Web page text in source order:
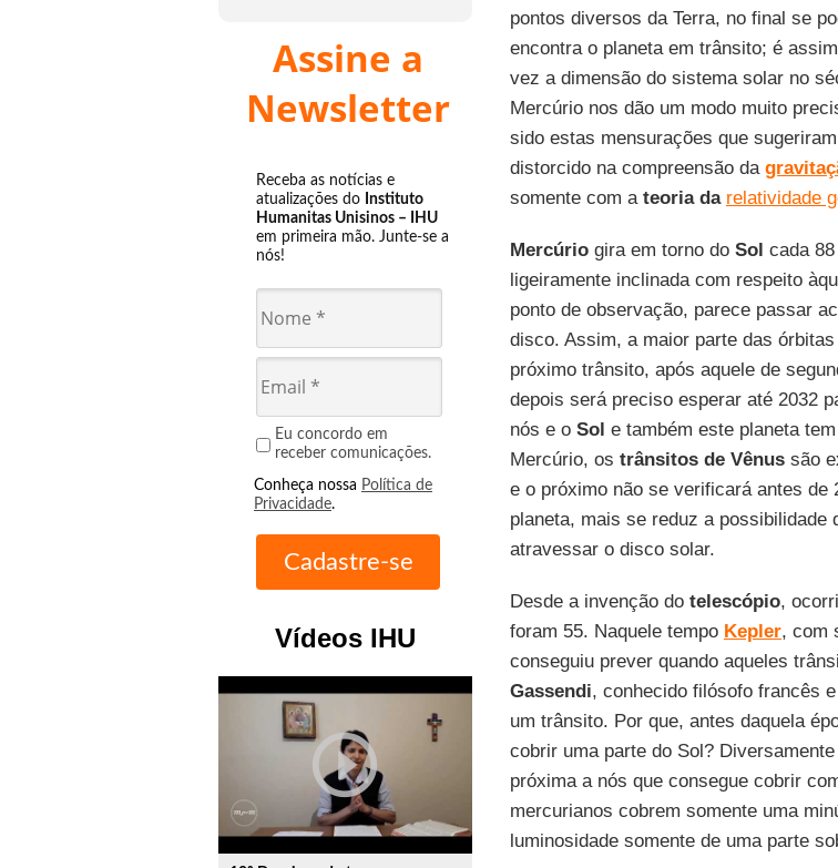
Assine a
Newsletter
Receba as notícias e
atualizações do Instituto
Humanitas Unisinos – IHU
em primeira mão. Junte-se a
nós!
Eu concordo em
receber comunicações.
Conheça nossa Política de
Privacidade.
Vídeos IHU
play_circle_outline
pontos diversos da Terra, no final se
encontra o planeta em trânsito; é
vez a dimensão do sistema solar no
Mercúrio nos dão um modo muito
sido estas mensurações que
distorcido na compreensão da
somente com ateoria da relatividade
Mercúriogira em torno do Sol cada
ligeiramente inclinada com respeito
ponto de observação, parece passar
disco. Assim, a maior parte das órbitas
próximo trânsito, após aquele de
depois será preciso esperar até 2032
nós e o Sol e também este planeta
Mercúrio, os trânsitos de Vênussão
e o próximo não se verificará antes de
planeta, mais se reduz a
atravessar o disco solar.
Desde a invenção do telescópio,
foram 55. Naquele tempo Kepler, com
conseguiu prever quando aqueles
Gassendi, conhecido filósofo francês
um trânsito. Por que, antes daquela
cobrir uma parte do Sol?
próxima a nós que consegue cobrir
mercurianos cobrem somente uma
luminosidade somente de uma parte